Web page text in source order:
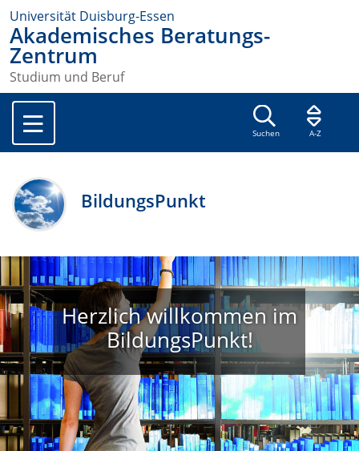
Universität Duisburg-Essen
Akademisches Beratungs-
Zentrum
Studium und Beruf
Suchen A-Z
BildungsPunkt
Herzlich willkommen im
BildungsPunkt!